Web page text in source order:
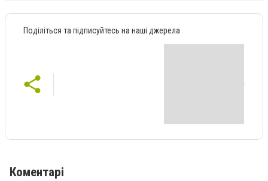
Поділіться та підписуйтесь на наші джерела
Коментарі